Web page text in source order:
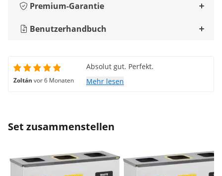
Premium-Garantie
Benutzerhandbuch
Zoltán vor 6 Monaten
Absolut gut. Perfekt.
Mehr lesen
Set zusammenstellen